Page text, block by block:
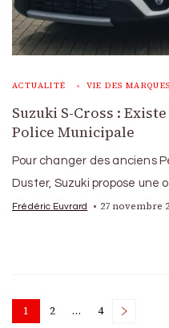
ACTUALITÉ VIE DES MARQUES
Suzuki S-Cross :
Police Municipale
Pour changer des anciens
Duster, Suzuki propose une
Frédéric Euvrard 27 novembre
Posts
Page
1 Page
2 … Page
4